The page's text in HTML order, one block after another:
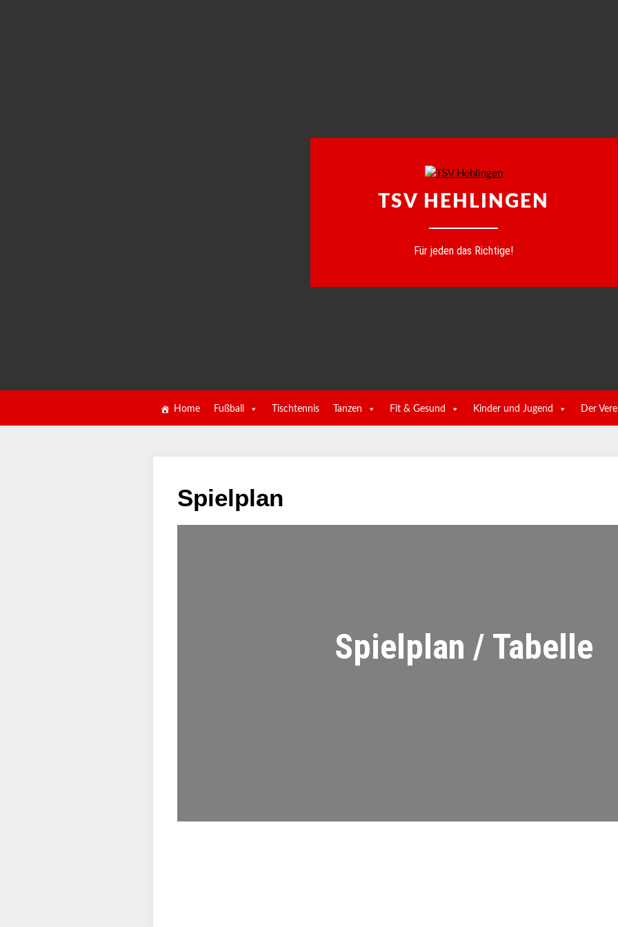
TSV HEHLINGEN
Für jeden das Richtige!
Home Fußball Tischtennis Tanzen Fit & Gesund Kinder und Jugend Der
Spielplan
Spielplan / Tabelle